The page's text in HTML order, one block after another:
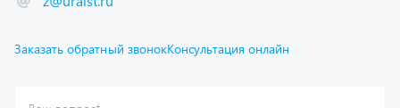
Заказать обратный звонок